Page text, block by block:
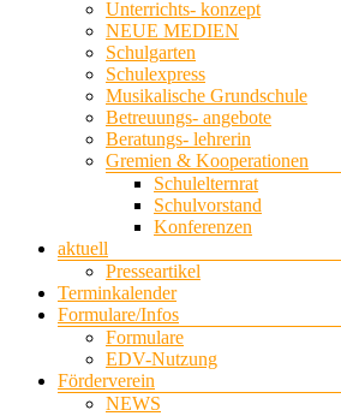
Unterrichts- konzept
NEUE MEDIEN
Schulgarten
Schulexpress
Musikalische Grundschule
Betreuungs- angebote
Beratungs- lehrerin
Gremien & Kooperationen
Schulelternrat
Schulvorstand
Konferenzen
aktuell
Presseartikel
Terminkalender
Formulare/Infos
Formulare
EDV-Nutzung
Förderverein
NEWS